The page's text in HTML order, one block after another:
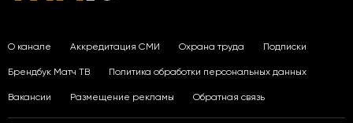
О канале Аккредитация СМИ Охрана труда Подписки
Брендбук Матч ТВ Политика обработки персональных данных
Вакансии Размещение рекламы Обратная связь